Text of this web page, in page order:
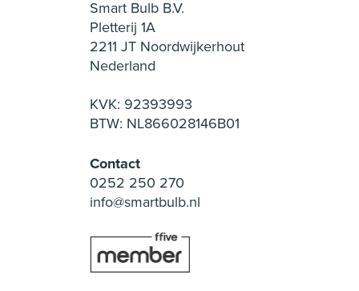
Smart Bulb B.V.
Pletterij 1A
2211 JT Noordwijkerhout
Nederland
KVK: 92393993
BTW: NL866028146B01
Contact
0252 250 270
info@smartbulb.nl